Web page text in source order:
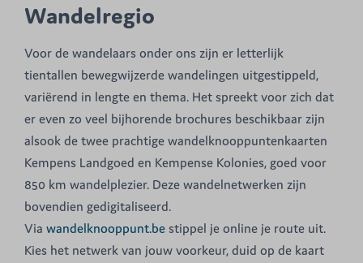
Wandelregio
Voor de wandelaars onder ons zijn er letterlijk
tientallen bewegwijzerde wandelingen uitgestippeld,
variërend in lengte en thema. Het spreekt voor zich dat
er even zo veel bijhorende brochures beschikbaar zijn
alsook de twee prachtige wandelknooppuntenkaarten
Kempens Landgoed en Kempense Kolonies, goed voor
850 km wandelplezier. Deze wandelnetwerken zijn
bovendien gedigitaliseerd.
Viawandelknooppunt.be stippel je online je route uit.
Kies het netwerk van jouw voorkeur, duid op de kaart